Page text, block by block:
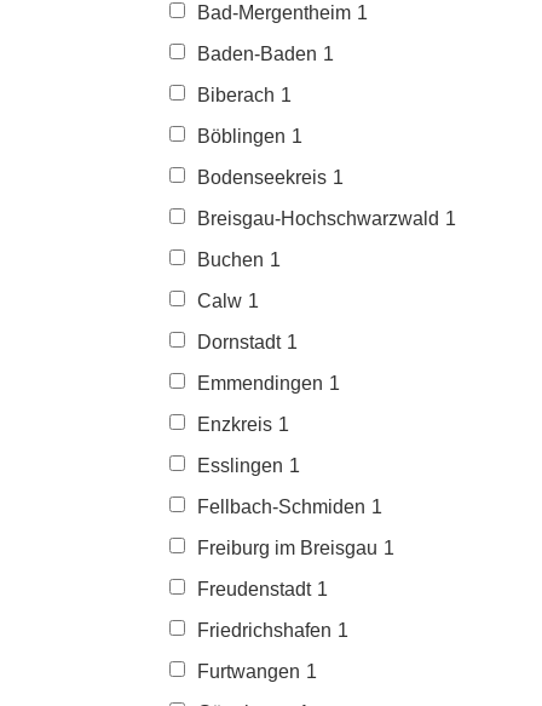
Bad-Mergentheim 1
Baden-Baden 1
Biberach 1
Böblingen 1
Bodenseekreis 1
Breisgau-Hochschwarzwald 1
Buchen 1
Calw 1
Dornstadt 1
Emmendingen 1
Enzkreis 1
Esslingen 1
Fellbach-Schmiden 1
Freiburg im Breisgau 1
Freudenstadt 1
Friedrichshafen 1
Furtwangen 1